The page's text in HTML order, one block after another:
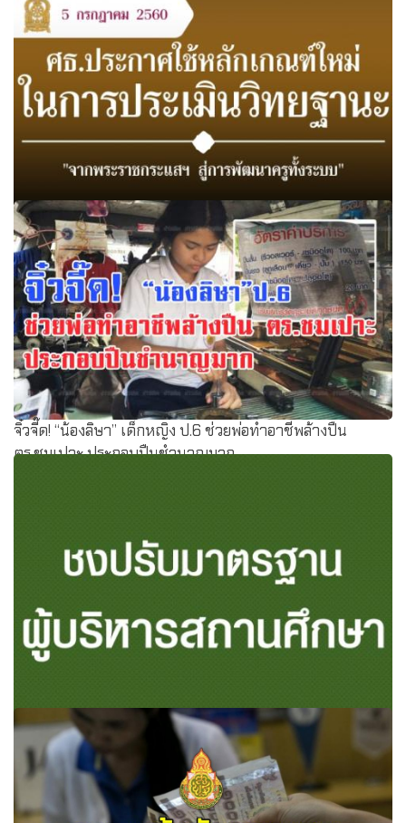
ศึกษา ประจำปีงบประมาณ พ.ศ. 2561
ศธ.ประกาศใช้หลักเกณฑ์ใหม่ในการประเมินวิทยฐานะ "จาก
พระราชกระแสฯ สู่การพัฒนาครูทั้งระบบ"
จิ๋วจี๊ด! “น้องลิษา” เด็กหญิง ป.6 ช่วยพ่อทำอาชีพล้างปืน
ตร.ชมเปาะ ประกอบปืนชำนาญมาก
ชงปรับมาตรฐานผู้บริหารสถานศึกษา เน้นมาตรฐานเชิงรุก
ก้าวสู่ผู้นำการเปลี่ยนแปลง